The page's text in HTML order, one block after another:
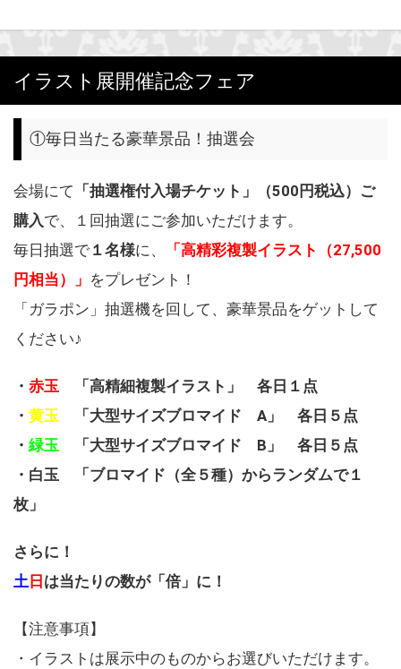
イラスト展開催記念フェア
①毎日当たる豪華景品！抽選会
会場にて 「抽選権付入場チケット」（500円税込）ご
購入で、１回抽選にご参加いただけます。
毎日抽選で １名様に、
「高精彩複製イラスト（27,500
円相当）」 をプレゼント！
「ガラポン」抽選機を回して、豪華景品をゲットして
ください♪
・ 赤玉 「高精細複製イラスト」 各日１点
・ 黄玉 「大型サイズブロマイド A」 各日５点
・ 緑玉 「大型サイズブロマイド B」 各日５点
・白玉 「ブロマイド（全５種）からランダムで１
枚」
さらに！
土 日 は当たりの数が「倍」に！
【注意事項】
・イラストは展示中のものからお選びいただけます。